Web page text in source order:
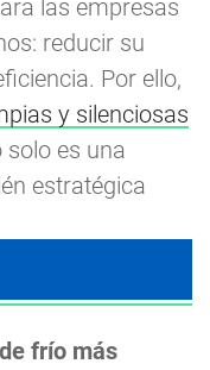
las empresas
reducir su
Por ello,
y silenciosas
solo es una
estratégica
frío más